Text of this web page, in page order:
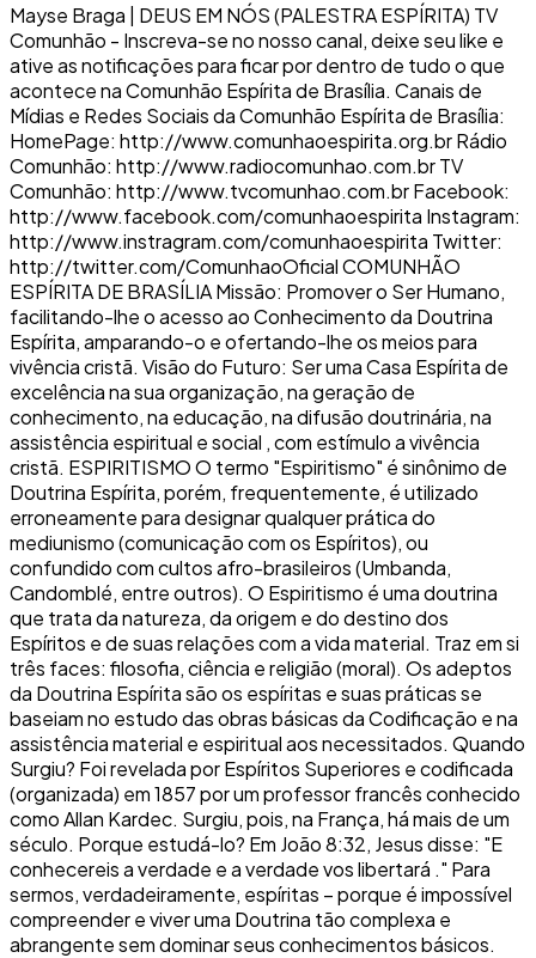
Mayse Braga | DEUS EM NÓS (PALESTRA ESPÍRITA) TV
Comunhão - Inscreva-se no nosso canal, deixe seu like e
ative as notificações para ficar por dentro de tudo o que
acontece na Comunhão Espírita de Brasília. Canais de
Mídias e Redes Sociais da Comunhão Espírita de Brasília:
HomePage: http://www.comunhaoespirita.org.br Rádio
Comunhão: http://www.radiocomunhao.com.br TV
Comunhão: http://www.tvcomunhao.com.br Facebook:
http://www.facebook.com/comunhaoespirita Instagram:
http://www.instragram.com/comunhaoespirita Twitter:
http://twitter.com/ComunhaoOficial COMUNHÃO
ESPÍRITA DE BRASÍLIA Missão: Promover o Ser Humano,
facilitando-lhe o acesso ao Conhecimento da Doutrina
Espírita, amparando-o e ofertando-lhe os meios para
vivência cristã. Visão do Futuro: Ser uma Casa Espírita de
excelência na sua organização, na geração de
conhecimento, na educação, na difusão doutrinária, na
assistência espiritual e social , com estímulo a vivência
cristã. ESPIRITISMO O termo "Espiritismo" é sinônimo de
Doutrina Espírita, porém, frequentemente, é utilizado
erroneamente para designar qualquer prática do
mediunismo (comunicação com os Espíritos), ou
confundido com cultos afro-brasileiros (Umbanda,
Candomblé, entre outros). O Espiritismo é uma doutrina
que trata da natureza, da origem e do destino dos
Espíritos e de suas relações com a vida material. Traz em si
três faces: filosofia, ciência e religião (moral). Os adeptos
da Doutrina Espírita são os espíritas e suas práticas se
baseiam no estudo das obras básicas da Codificação e na
assistência material e espiritual aos necessitados. Quando
Surgiu? Foi revelada por Espíritos Superiores e codificada
(organizada) em 1857 por um professor francês conhecido
como Allan Kardec. Surgiu, pois, na França, há mais de um
século. Porque estudá-lo? Em João 8:32, Jesus disse: "E
conhecereis a verdade e a verdade vos libertará ." Para
sermos, verdadeiramente, espíritas – porque é impossível
compreender e viver uma Doutrina tão complexa e
abrangente sem dominar seus conhecimentos básicos.